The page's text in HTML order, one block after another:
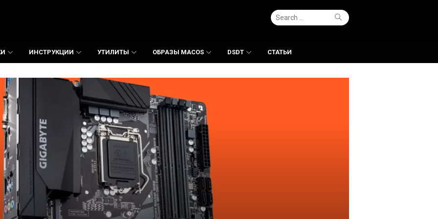
Search
for:
Search
ИНСТРУКЦИИ УТИЛИТЫ ОБРАЗЫ MACOS DSDT СТАТЬИ